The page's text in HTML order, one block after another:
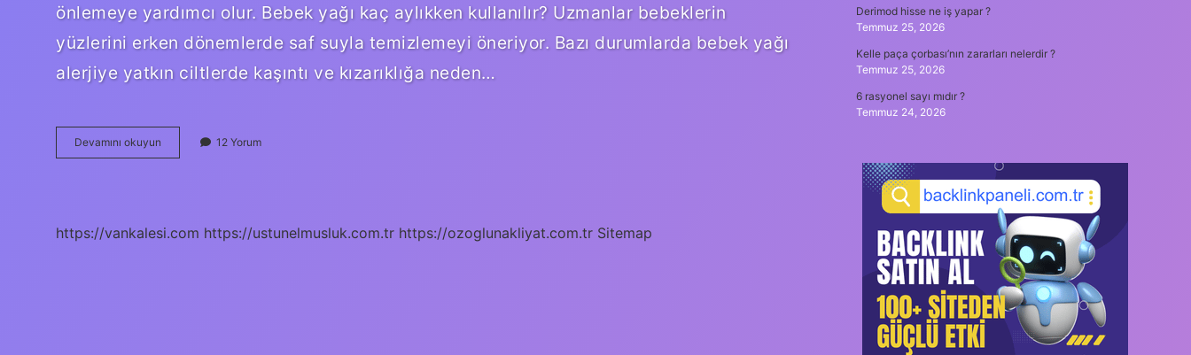
önlemeye yardımcı olur. Bebek yağı kaç aylıkken kullanılır? Uzmanlar bebeklerin
yüzlerini erken dönemlerde saf suyla temizlemeyi öneriyor. Bazı durumlarda bebek yağı
alerjiye yatkın ciltlerde kaşıntı ve kızarıklığa neden…
Devamını okuyun
Yağı
12 Yorum
https://vankalesi.com https://ustunelmusluk.com.tr https://ozoglunakliyat.com.tr Sitemap
Derimod hisse ne iş yapar ?
Temmuz 25, 2026
Kelle paça çorbası’nın zararları nelerdir ?
Temmuz 25, 2026
6 rasyonel sayı mıdır ?
Temmuz 24, 2026